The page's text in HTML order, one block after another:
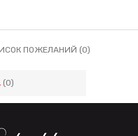
ПОЖЕЛАНИЙ (0)
(0)